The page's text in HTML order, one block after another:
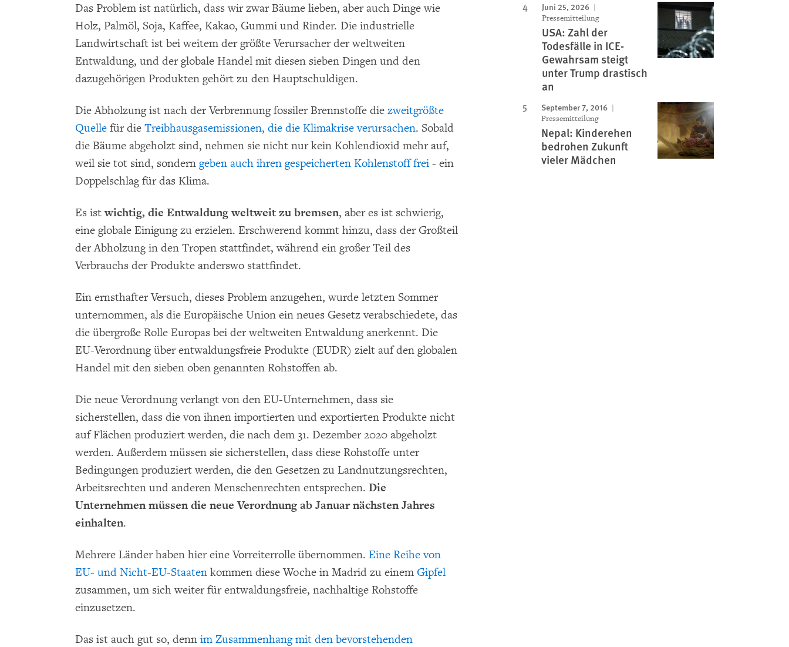
Das Problem ist natürlich, dass wir zwar Bäume lieben, aber auch Dinge wie
Holz, Palmöl, Soja, Kaffee, Kakao, Gummi und Rinder. Die industrielle
Landwirtschaft ist bei weitem der größte Verursacher der weltweiten
Entwaldung, und der globale Handel mit diesen sieben Dingen und den
dazugehörigen Produkten gehört zu den Hauptschuldigen.
Die Abholzung ist nach der Verbrennung fossiler Brennstoffe die zweitgrößte
Quelle für die Treibhausgasemissionen, die die Klimakrise verursachen. Sobald
die Bäume abgeholzt sind, nehmen sie nicht nur kein Kohlendioxid mehr auf,
weil sie tot sind, sondern geben auch ihren gespeicherten Kohlenstoff frei - ein
Doppelschlag für das Klima.
Es istwichtig, die Entwaldung weltweit zu bremsen, aber es ist schwierig,
eine globale Einigung zu erzielen. Erschwerend kommt hinzu, dass der Großteil
der Abholzung in den Tropen stattfindet, während ein großer Teil des
Verbrauchs der Produkte anderswo stattfindet.
Ein ernsthafter Versuch, dieses Problem anzugehen, wurde letzten Sommer
unternommen, als die Europäische Union ein neues Gesetz verabschiedete, das
die übergroße Rolle Europas bei der weltweiten Entwaldung anerkennt. Die
EU-Verordnung über entwaldungsfreie Produkte (EUDR) zielt auf den globalen
Handel mit den sieben oben genannten Rohstoffen ab.
Die neue Verordnung verlangt von den EU-Unternehmen, dass sie
sicherstellen, dass die von ihnen importierten und exportierten Produkte nicht
auf Flächen produziert werden, die nach dem 31. Dezember 2020 abgeholzt
werden. Außerdem müssen sie sicherstellen, dass diese Rohstoffe unter
Bedingungen produziert werden, die den Gesetzen zu Landnutzungsrechten,
Arbeitsrechten und anderen Menschenrechten entsprechen. Die
Unternehmen müssen die neue Verordnung ab Januar nächsten Jahres
einhalten.
Mehrere Länder haben hier eine Vorreiterrolle übernommen. Eine Reihe von
EU- und Nicht-EU-Staaten kommen diese Woche in Madrid zu einem Gipfel
zusammen, um sich weiter für entwaldungsfreie, nachhaltige Rohstoffe
einzusetzen.
Das ist auch gut so, denn im Zusammenhang mit den bevorstehenden
Juni 25, 2026
Pressemitteilung
USA: Zahl der
Todesfälle in ICE-
Gewahrsam steigt
unter Trump drastisch
an
September 7, 2016
Pressemitteilung
Nepal: Kinderehen
bedrohen Zukunft
vieler Mädchen